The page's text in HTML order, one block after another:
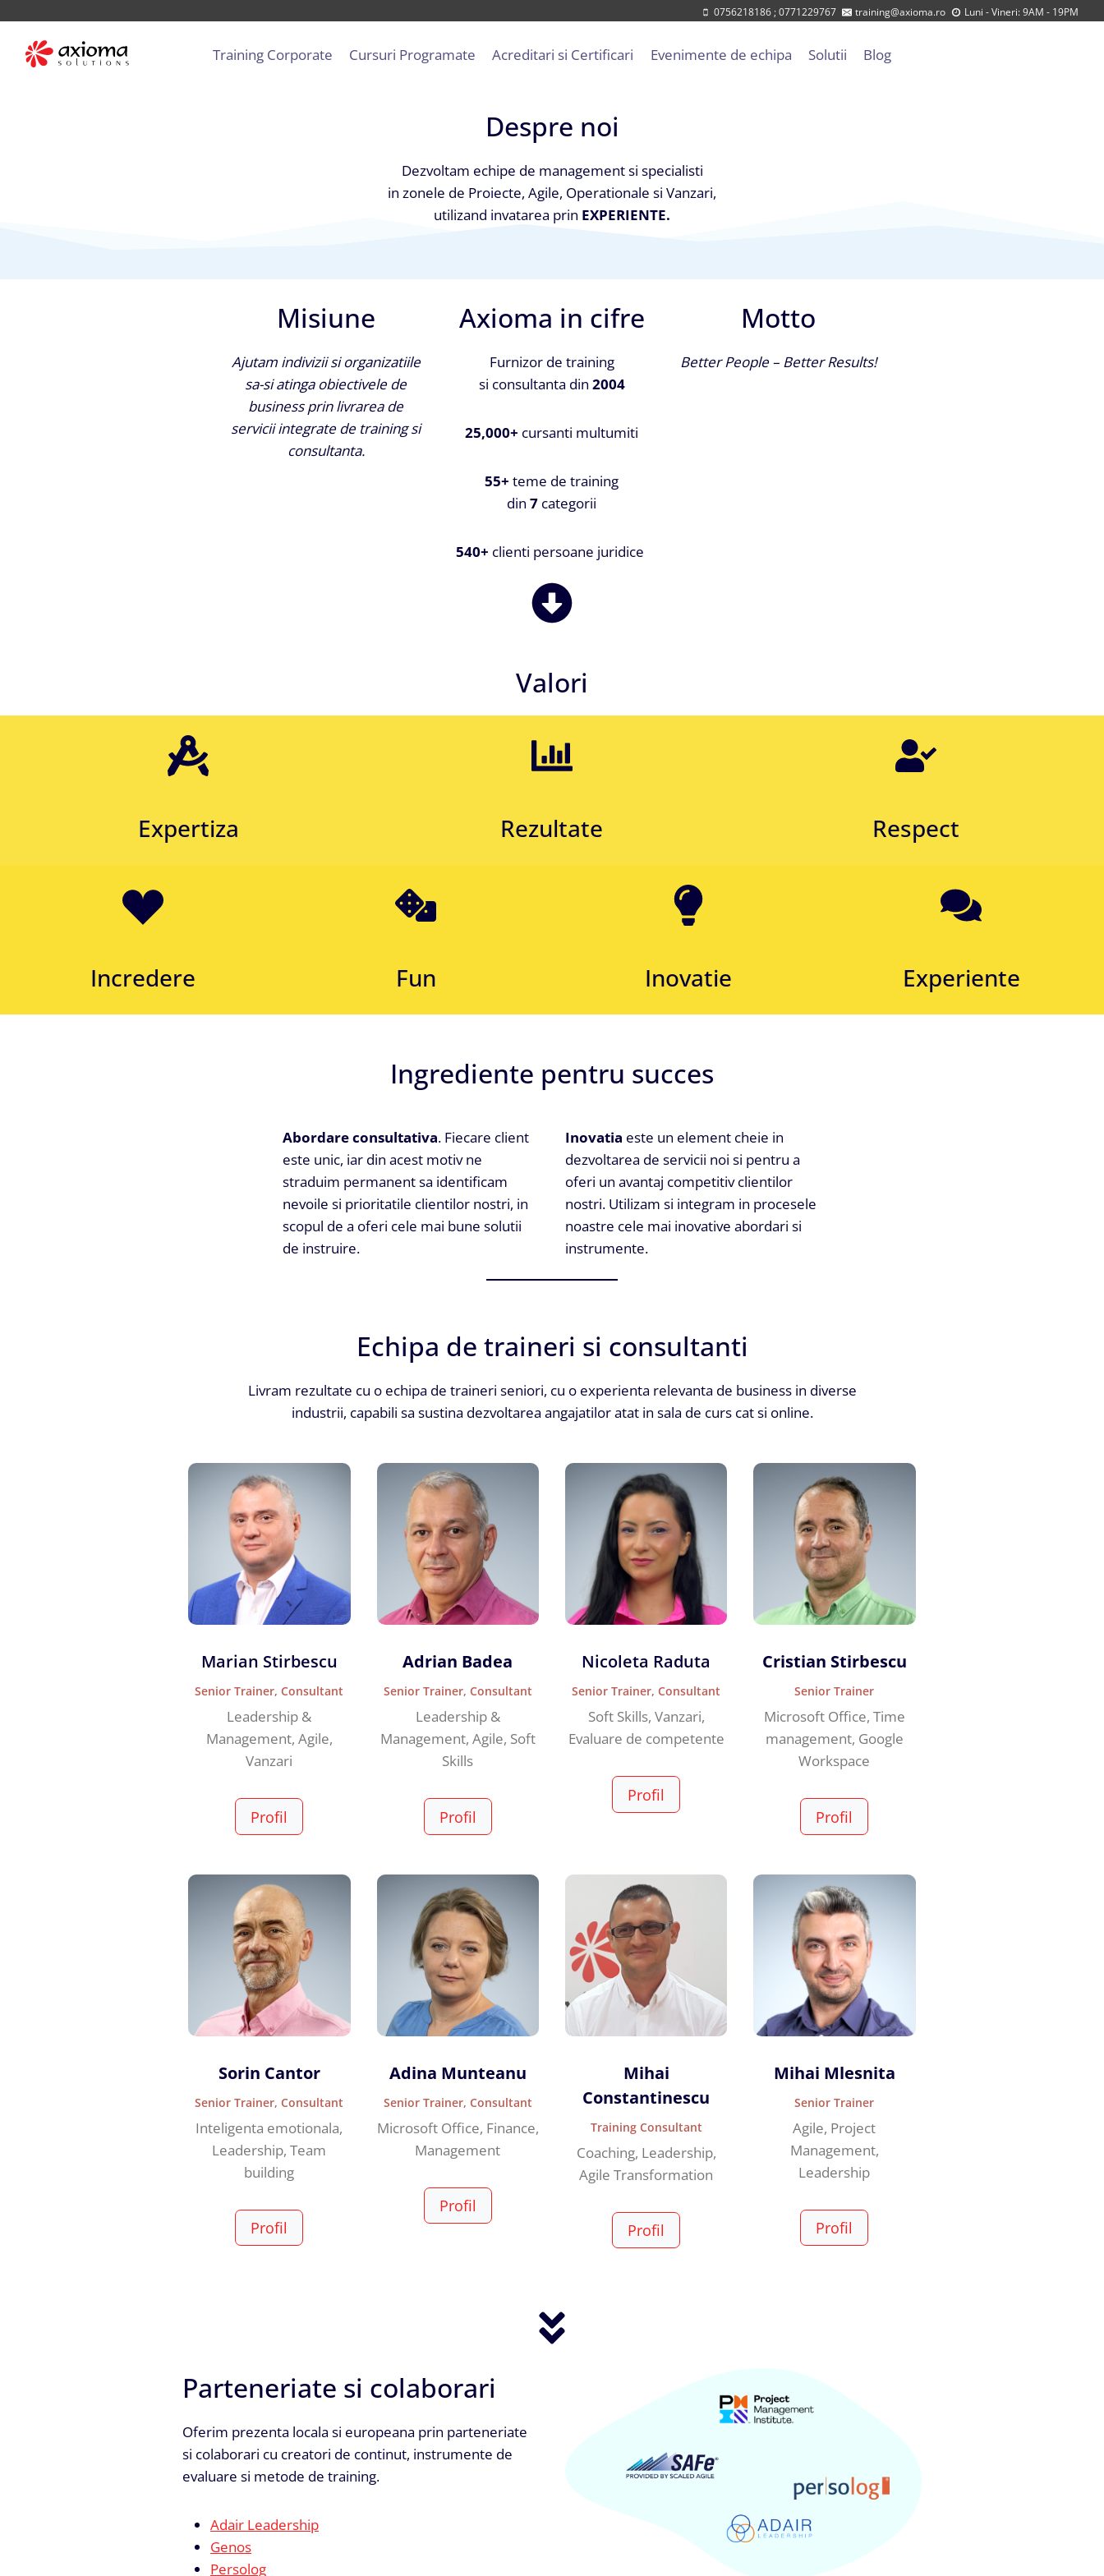
content
0756218186 ; 0771229767 training@axioma.ro Luni - Vineri: 9AM - 19PM
Training Corporate Cursuri Programate Acreditari si Certificari Evenimente de echipa Solutii Blog
Despre noi
Dezvoltam echipe de management si specialisti
in zonele de Proiecte, Agile, Operationale si Vanzari,
utilizand invatarea prin EXPERIENTE.
Misiune
Ajutam indivizii si organizatiile
sa-si atinga obiectivele de
business prin livrarea de
servicii integrate de training si
consultanta.
Axioma in cifre
Furnizor de training
si consultanta din 2004
25,000+ cursanti multumiti
55+ teme de training
din7 categorii
540+ clienti persoane juridice
Motto
Better People – Better Results!
Valori
Expertiza Rezultate Respect
Incredere Fun Inovatie Experiente
Ingrediente pentru succes
Abordare consultativa. Fiecare client
este unic, iar din acest motiv ne
straduim permanent sa identificam
nevoile si prioritatile clientilor nostri, in
scopul de a oferi cele mai bune solutii
de instruire.
Inovatia este un element cheie in
dezvoltarea de servicii noi si pentru a
oferi un avantaj competitiv clientilor
nostri. Utilizam si integram in procesele
noastre cele mai inovative abordari si
instrumente.
Echipa de traineri si consultanti
Livram rezultate cu o echipa de traineri seniori, cu o experienta relevanta de business in diverse
industrii, capabili sa sustina dezvoltarea angajatilor atat in sala de curs cat si online.
Marian Stirbescu
Senior Trainer, Consultant
Leadership &
Management, Agile,
Vanzari
Profil
Adrian Badea
Senior Trainer, Consultant
Leadership &
Management, Agile, Soft
Skills
Profil
Nicoleta Raduta
Senior Trainer, Consultant
Soft Skills, Vanzari,
Evaluare de competente
Profil
Cristian Stirbescu
Senior Trainer
Microsoft Office, Time
management, Google
Workspace
Profil
Sorin Cantor
Senior Trainer, Consultant
Inteligenta emotionala,
Leadership, Team
building
Profil
Adina Munteanu
Senior Trainer, Consultant
Microsoft Office, Finance,
Management
Profil
Mihai
Constantinescu
Training Consultant
Coaching, Leadership,
Agile Transformation
Profil
Mihai Mlesnita
Senior Trainer
Agile, Project
Management,
Leadership
Profil
Parteneriate si colaborari
Oferim prezenta locala si europeana prin parteneriate
si colaborari cu creatori de continut, instrumente de
evaluare si metode de training.
Adair Leadership
Genos
Persolog